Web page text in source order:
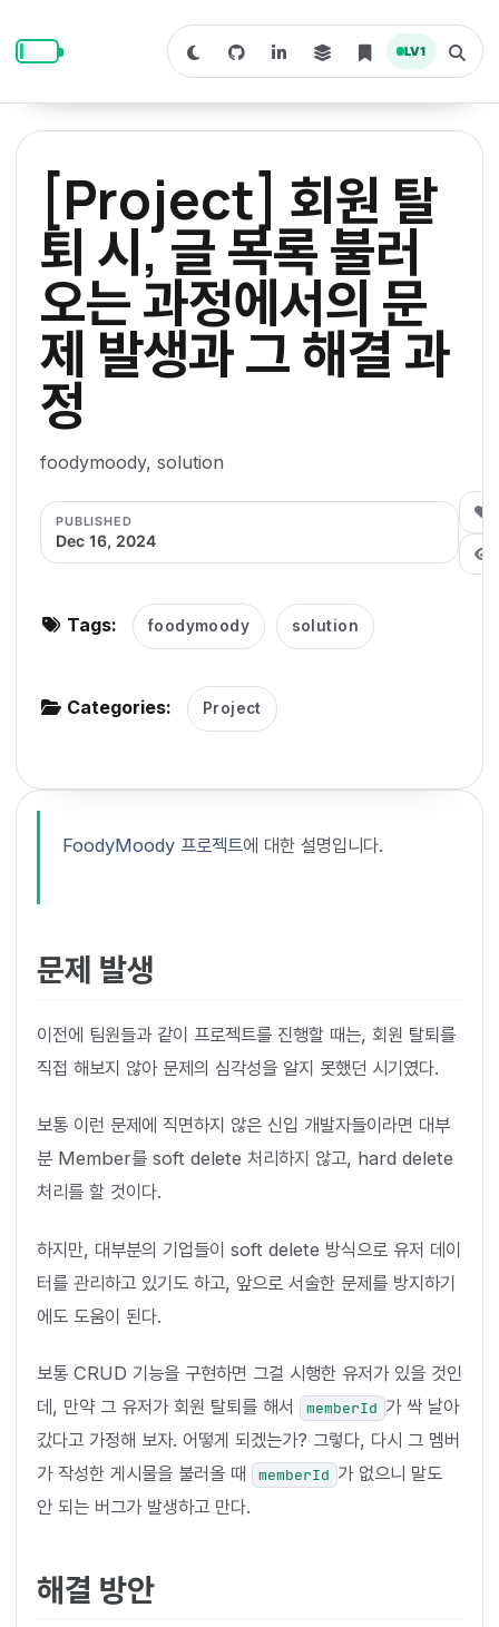
p
p
p
S
w
c
d
a
r
k
m
o
d
e
LV1
T
o
l
[Project] 회원 탈
퇴 시, 글 목록 불러
오는 과정에서의 문
제 발생과 그 해결 과
정
foodymoody, solution
PUBLISHED
Dec 16, 2024
Tags: foodymoody solution
Categories: Project
FoodyMoody 프로젝트에 대한 설명입니다.
문제 발생
이전에 팀원들과 같이 프로젝트를 진행할 때는, 회원 탈퇴를
직접 해보지 않아 문제의 심각성을 알지 못했던 시기였다.
보통 이런 문제에 직면하지 않은 신입 개발자들이라면 대부
분 Member를 soft delete 처리하지 않고, hard delete
처리를 할 것이다.
하지만, 대부분의 기업들이 soft delete 방식으로 유저 데이
터를 관리하고 있기도 하고, 앞으로 서술한 문제를 방지하기
에도 도움이 된다.
보통 CRUD 기능을 구현하면 그걸 시행한 유저가 있을 것인
데, 만약 그 유저가 회원 탈퇴를 해서
memberId 가 싹 날아
갔다고 가정해 보자. 어떻게 되겠는가? 그렇다, 다시 그 멤버
가 작성한 게시물을 불러올 때
memberId 가 없으니 말도
안 되는 버그가 발생하고 만다.
해결 방안